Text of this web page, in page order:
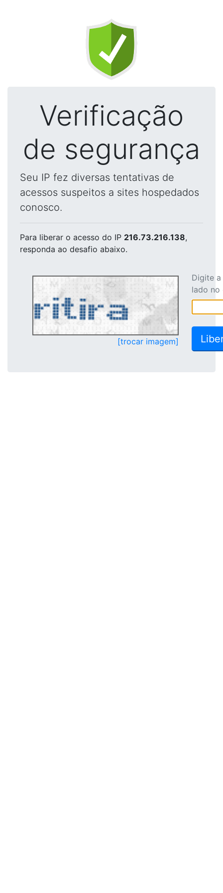
Verificação
de segurança
Seu IP fez diversas tentativas de
acessos suspeitos a sites hospedados
conosco.
Para liberar o acesso do IP 216.73.216.138,
responda ao desafio abaixo.
[trocar imagem]
Digite
lado no